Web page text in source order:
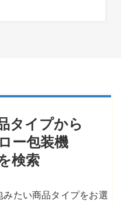
タイプから
ー包装機
検索
たい商品タイプをお選